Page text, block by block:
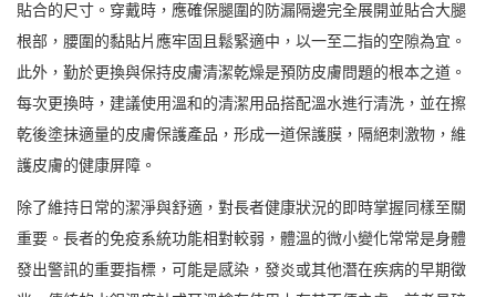
貼合的尺寸。穿戴時，應確保腿圍的防漏隔邊完全展開並貼合大腿
根部，腰圍的黏貼片應牢固且鬆緊適中，以一至二指的空隙為宜。
此外，勤於更換與保持皮膚清潔乾燥是預防皮膚問題的根本之道。
每次更換時，建議使用溫和的清潔用品搭配溫水進行清洗，並在擦
乾後塗抹適量的皮膚保護產品，形成一道保護膜，隔絕刺激物，維
護皮膚的健康屏障。
除了維持日常的潔淨與舒適，對長者健康狀況的即時掌握同樣至關
重要。長者的免疫系統功能相對較弱，體溫的微小變化常常是身體
發出警訊的重要指標，可能是感染，發炎或其他潛在疾病的早期徵